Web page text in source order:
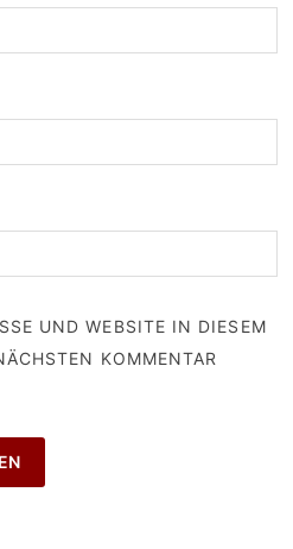
UND WEBSITE IN DIESEM
KOMMENTAR